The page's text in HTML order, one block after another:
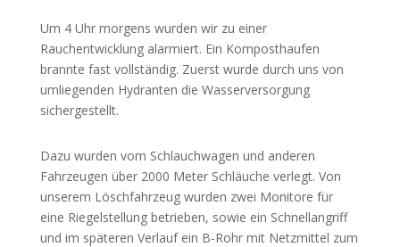
Um 4 Uhr morgens wurden wir zu einer
Rauchentwicklung alarmiert. Ein Komposthaufen
brannte fast vollständig. Zuerst wurde durch uns von
umliegenden Hydranten die Wasserversorgung
sichergestellt.
Dazu wurden vom Schlauchwagen und anderen
Fahrzeugen über 2000 Meter Schläuche verlegt. Von
unserem Löschfahrzeug wurden zwei Monitore für
eine Riegelstellung betrieben, sowie ein Schnellangriff
und im späteren Verlauf ein B-Rohr mit Netzmittel zum